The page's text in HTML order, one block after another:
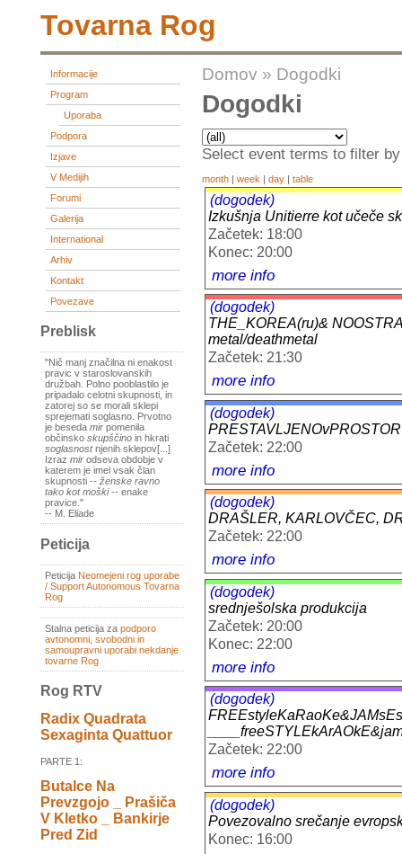
Tovarna Rog
Informacije
Program
Uporaba
Podpora
Izjave
V Medijih
Forumi
Galerija
International
Arhiv
Kontakt
Povezave
Preblisk
"Nič manj značilna ni enakost
pravic v staroslovanskih
družbah. Polno pooblastilo je
pripadalo celotni skupnosti, in
zatorej so se morali sklepi
sprejemati soglasno. Prvotno
je beseda mir pomenila
občinsko skupščino in hkrati
soglasnostnjenih sklepov[...]
Izraz mir odseva obdobje v
katerem je imel vsak član
skupnosti -- ženske ravno
tako kot moški-- enake
pravice."
-- M. Eliade
Peticija
Peticija Neomejeni rog uporabe
/ Support Autonomous Tovarna
Rog
Stalna peticija za podporo
avtonomni, svobodni in
samoupravni uporabi nekdanje
tovarne Rog
Rog RTV
Radix Quadrata
Sexaginta Quattuor
PARTE 1:
Butalce Na
Prevzgojo _ Prašiča
V Kletko _ Bankirje
Pred Zid
Domov » Dogodki
Dogodki
Select event terms to filter by
month | week | day | table
(dogodek)
Izkušnja Unitierre kot učeče
Začetek: 18:00
Konec: 20:00
more info
(dogodek)
THE_KOREA(ru)&
metal/deathmetal
Začetek: 21:30
more info
(dogodek)
Začetek: 22:00
more info
(dogodek)
DRAŠLER, KARLOVČEC,
Začetek: 22:00
more info
(dogodek)
srednješolska produkcija
Začetek: 20:00
Konec: 22:00
more info
(dogodek)
Začetek: 22:00
more info
(dogodek)
Povezovalno srečanje
Konec: 16:00